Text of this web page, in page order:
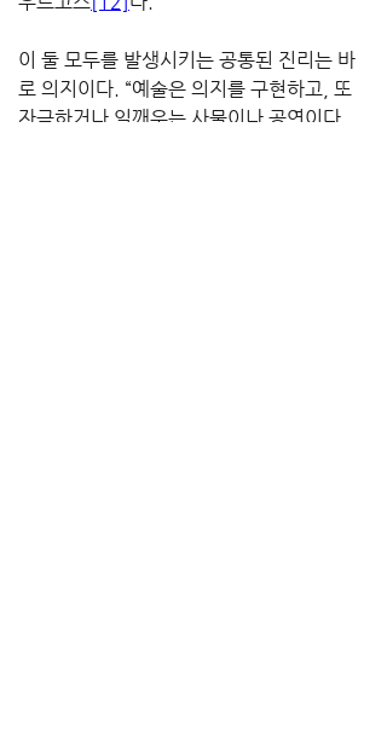
이 둘 모두를 발생시키는 공통된 진리는 바
로 의지이다. “예술은 의지를 구현하고, 또
자극하거나 일깨우는 사물이나 공연이다.